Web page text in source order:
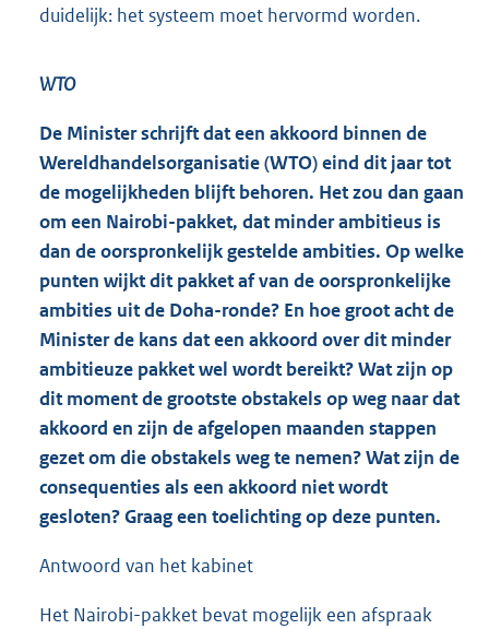
duidelijk: het systeem moet hervormd worden.
WTO
De Minister schrijft dat een akkoord binnen de
Wereldhandelsorganisatie (WTO) eind dit jaar tot
de mogelijkheden blijft behoren. Het zou dan gaan
om een Nairobi-pakket, dat minder ambitieus is
dan de oorspronkelijk gestelde ambities. Op welke
punten wijkt dit pakket af van de oorspronkelijke
ambities uit de Doha-ronde? En hoe groot acht de
Minister de kans dat een akkoord over dit minder
ambitieuze pakket wel wordt bereikt? Wat zijn op
dit moment de grootste obstakels op weg naar dat
akkoord en zijn de afgelopen maanden stappen
gezet om die obstakels weg te nemen? Wat zijn de
consequenties als een akkoord niet wordt
gesloten? Graag een toelichting op deze punten.
Antwoord van het kabinet
Het Nairobi-pakket bevat mogelijk een afspraak